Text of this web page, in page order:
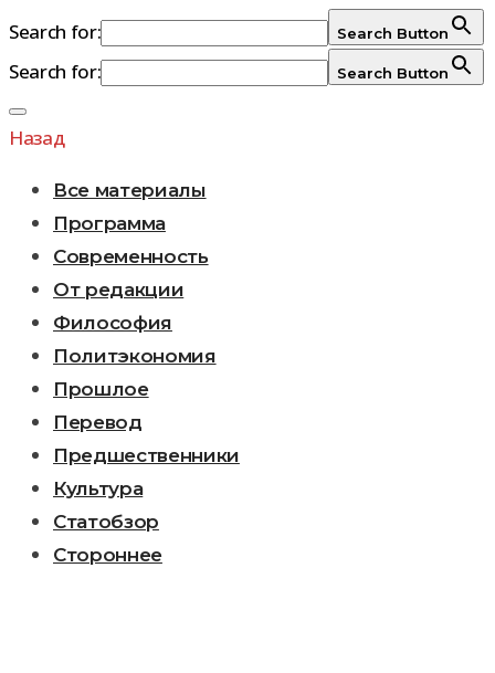
Search for: Search Button
Search for: Search Button
Перейти
к
Назад
Все материалы
Программа
Современность
От редакции
Философия
Политэкономия
Прошлое
Перевод
Предшественники
Культура
Статобзор
Стороннее